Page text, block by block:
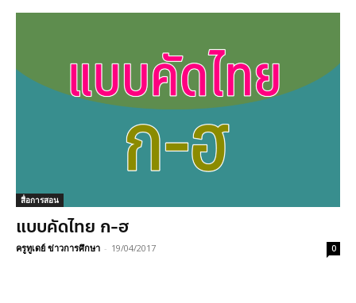
สื่อการสอน
แบบคัดไทย ก-ฮ
ครูทูเดย์ ข่าวการศึกษา - 19/04/2017 0